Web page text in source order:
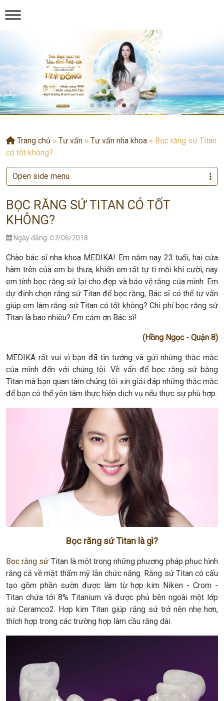
Trang chủ » Tư vấn » Tư vấn nha khoa » Bọc răng sứ Titan
có tốt không?
BỌC RĂNG SỨ TITAN CÓ TỐT
KHÔNG?
Ngày đăng: 07/06/2018
Chào bác sĩ nha khoa MEDIKA! Em năm nay 23 tuổi, hai cửa
hàm trên của em bị thưa, khiến em rất tự ti mỗi khi cười, nay
em tính bọc răng sứ lại cho đẹp và bảo vệ răng của mình. Em
dự định chọn răng sứ Titan để bọc răng, Bác sĩ có thể tư vấn
giúp em làm răng sứ Titan có tốt không? Chi phí bọc răng sứ
Titan là bao nhiêu? Em cảm ơn Bác sĩ!
(Hồng Ngọc - Quận 8)
MEDIKA rất vui vì bạn đã tin tưởng và gửi những thắc mắc
của mình đến với chúng tôi. Về vấn để bọc răng sứ bằng
Titan mà bạn quan tâm chúng tôi xin giải đáp những thắc mắc
để bạn có thể yên tâm thực hiện dịch vụ nếu thực sự phù hợp:
Bọc răng sứ Titan là gì?
Bọc răng sứ Titan là một trong những phương pháp phục hình
răng cả về mặt thẩm mỹ lẫn chức năng. Răng sứ Titan có cấu
tạo gồm phần sườn được làm từ hợp kim Niken - Crom -
Titan chứa tới 8% Titanium và được phủ bên ngoài một lớp
sứ Ceramco2. Hợp kim Titan giúp răng sứ trở nên nhẹ hơn,
thích hợp trong các trường hợp làm cầu răng dài.
Open side menu